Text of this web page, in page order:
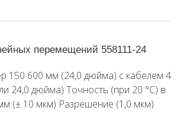
перемещений 558111-24
150 600 мм (24,0 дюйма) с кабелем 4
24,0 дюйма) Точность (при 20 °C) в
(± 10 мкм) Разрешение (1,0 мкм)